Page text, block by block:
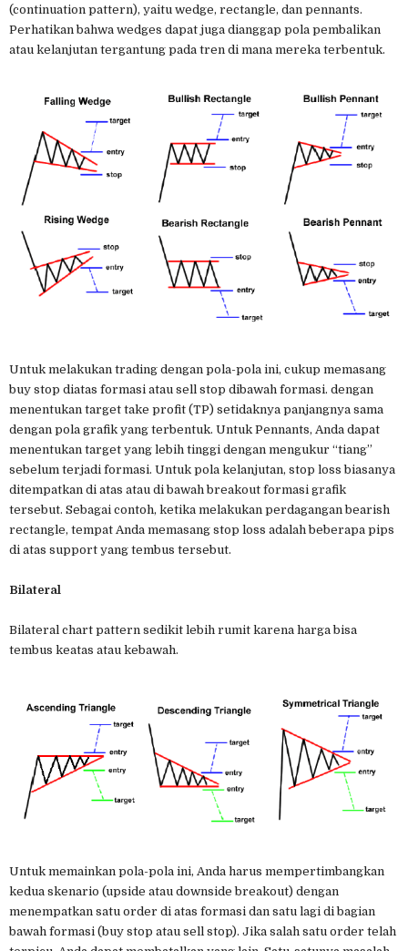
(continuation pattern), yaitu wedge, rectangle, dan pennants.
Perhatikan bahwa wedges dapat juga dianggap pola pembalikan
atau kelanjutan tergantung pada tren di mana mereka terbentuk.
Untuk melakukan trading dengan pola-pola ini, cukup memasang
buy stop diatas formasi atau sell stop dibawah formasi. dengan
menentukan target take profit (TP) setidaknya panjangnya sama
dengan pola grafik yang terbentuk. Untuk Pennants, Anda dapat
menentukan target yang lebih tinggi dengan mengukur “tiang”
sebelum terjadi formasi. Untuk pola kelanjutan, stop loss biasanya
ditempatkan di atas atau di bawah breakout formasi grafik
tersebut. Sebagai contoh, ketika melakukan perdagangan bearish
rectangle, tempat Anda memasang stop loss adalah beberapa pips
di atas support yang tembus tersebut.
Bilateral
Bilateral chart pattern sedikit lebih rumit karena harga bisa
tembus keatas atau kebawah.
Untuk memainkan pola-pola ini, Anda harus mempertimbangkan
kedua skenario (upside atau downside breakout) dengan
menempatkan satu order di atas formasi dan satu lagi di bagian
bawah formasi (buy stop atau sell stop). Jika salah satu order telah